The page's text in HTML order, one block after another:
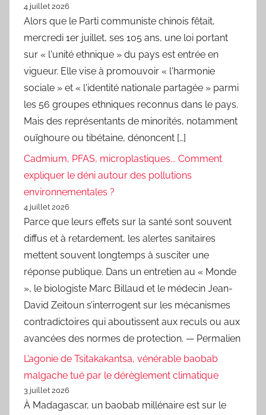
4 juillet 2026
Alors que le Parti communiste chinois fêtait,
mercredi 1er juillet, ses 105 ans, une loi portant
sur « l'unité ethnique » du pays est entrée en
vigueur. Elle vise à promouvoir « l'harmonie
sociale » et « l'identité nationale partagée » parmi
les 56 groupes ethniques reconnus dans le pays.
Mais des représentants de minorités, notamment
ouïghoure ou tibétaine, dénoncent […]
Cadmium, PFAS, microplastiques... Comment
expliquer le déni autour des pollutions
environnementales ?
4 juillet 2026
Parce que leurs effets sur la santé sont souvent
diffus et à retardement, les alertes sanitaires
mettent souvent longtemps à susciter une
réponse publique. Dans un entretien au « Monde
», le biologiste Marc Billaud et le médecin Jean-
David Zeitoun s’interrogent sur les mécanismes
contradictoires qui aboutissent aux reculs ou aux
avancées des normes de protection. — Permalien
L’agonie de Tsitakakantsa, vénérable baobab
malgache tué par le dérèglement climatique
3 juillet 2026
À Madagascar, un baobab millénaire est sur le